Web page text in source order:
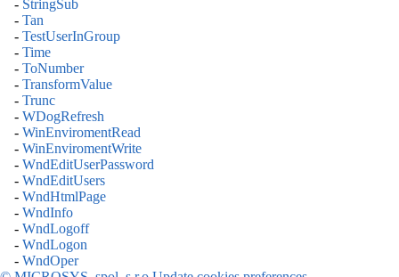
- StringSub
- Tan
- TestUserInGroup
- Time
- ToNumber
- TransformValue
- Trunc
- WDogRefresh
- WinEnviromentRead
- WinEnviromentWrite
- WndEditUserPassword
- WndEditUsers
- WndHtmlPage
- WndInfo
- WndLogoff
- WndLogon
- WndOper